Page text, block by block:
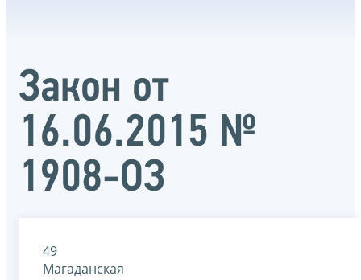
Закон от
16.06.2015 №
1908-ОЗ
49
Магаданская